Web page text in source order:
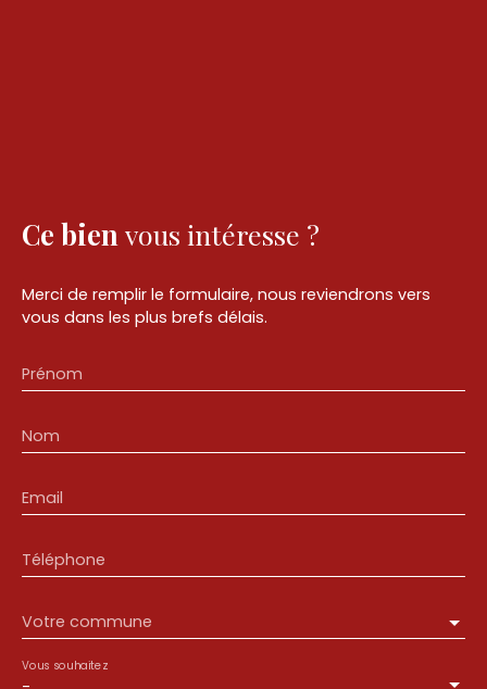
Ce bien vous intéresse ?
Merci de remplir le formulaire, nous reviendrons vers
vous dans les plus brefs délais.
Prénom
Nom
Email
Téléphone
Votre commune
Vous souhaitez